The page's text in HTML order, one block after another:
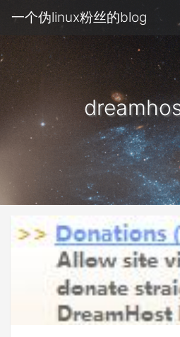
一个伪linux粉丝的blog